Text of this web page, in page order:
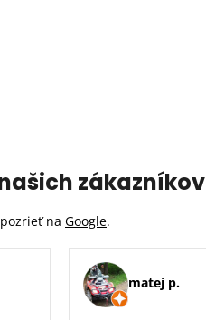
zákazníkov
na Google.
matej p.